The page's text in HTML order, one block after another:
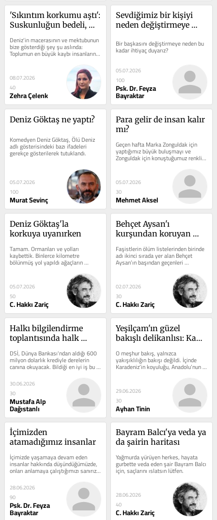
'Sıkıntım korkumu aştı':
Suskunluğun bedeli,
Deniz’in macerasının ve mektubunun
bize gösterdiği şey şu aslında:
Toplumun en büyük kaybı insanların
konuşamamasından da fazla bir...
08.07.2026
40
Zehra Çelenk
Sevdiğimiz bir kişiyi
neden değiştirmeye
Bir başkasını değiştirmeye neden bu
kadar ihtiyaç duyarız?
05.07.2026
100
Psk. Dr. Feyza
Bayraktar
Deniz Göktaş ne yaptı?
Komedyen Deniz Göktaş, Ölü Deniz
adlı gösterisindeki bazı ifadeleri
gerekçe gösterilerek tutuklandı.
05.07.2026
100
Murat Sevinç
Para gelir de insan kalır
mı?
Geçen hafta Marka Zonguldak için
yaptığımız büyük buluşmayı ve
Zonguldak için konuştuğumuz renkli
yaşam vizyonunu yazmıştım. Bu
05.07.2026
30
Mehmet Aksel
Deniz Göktaş'la
korkuya uyanırken
Tamam. Ormanları ve yolları
kaybettik. Binlerce kilometre
bölünmüş yol yapıldı ağaçların
arasından. Sokakta yaşayanların
05.07.2026
50
C. Hakkı Zariç
Behçet Aysan'ı
kurşundan koruyan
Faşistlerin ölüm listelerinden birinde
adı ikinci sırada yer alan Behçet
Aysan’ın başından geçenleri
saklamaktadır '116. Koğuş' şiiri.
02.07.2026
30
C. Hakkı Zariç
Halkı bilgilendirme
toplantısında halk
DSİ, Dünya Bankası'ndan aldığı 600
milyon dolarlık krediyle derelerin
canına okuyacak. Bildiği en iyi iş bu
zaten, yıllardır sürdürüyor...
30.06.2026
30
Mustafa Alp
Dağıstanlı
Yeşilçam'ın güzel
bakışlı delikanlısı: Kadir
O meşhur bakış, yalnızca
yakışıklılığın bakışı değildi. İçinde
Karadeniz’in koyuluğu, Anadolu’nun
mahcubiyeti, Yeşilçam’ın...
29.06.2026
30
Ayhan Tinin
İçimizden
atamadığımız insanlar
İçimizde yaşamaya devam eden
insanlar hakkında düşündüğümüzde,
onları anlamaya çalıştığımızı sanırız.
Oysa dikkatle...
28.06.2026
90
Psk. Dr. Feyza
Bayraktar
Bayram Balcı'ya veda ya
da şairin haritası
Yağmurda yürüyen herkes, hayata
gurbette veda eden şair Bayram Balcı
için, saçlarını ıslatsın lütfen.
28.06.2026
40
C. Hakkı Zariç